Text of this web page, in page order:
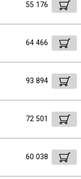
55 176
64 466
93 894
72 501
60 038